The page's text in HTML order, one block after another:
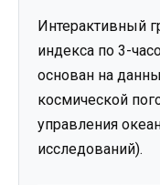
Интерактивный
индекса по 3-
основан на
космической
управления
исследований).